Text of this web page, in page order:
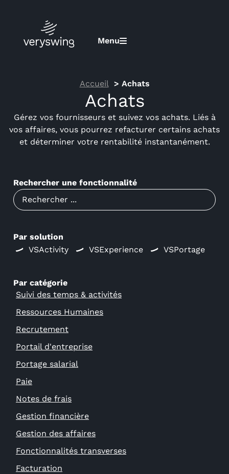
Menu
Accueil Achats
Achats
Gérez vos fournisseurs et suivez vos achats. Liés à
vos affaires, vous pourrez refacturer certains achats
et déterminer votre rentabilité instantanément.
Rechercher une fonctionnalité
Par solution
VSActivity
VSExperience VSPortage
Par catégorie
Suivi des temps & activités
Ressources Humaines
Recrutement
Portail d'entreprise
Portage salarial
Paie
Notes de frais
Gestion financière
Gestion des affaires
Fonctionnalités transverses
Facturation